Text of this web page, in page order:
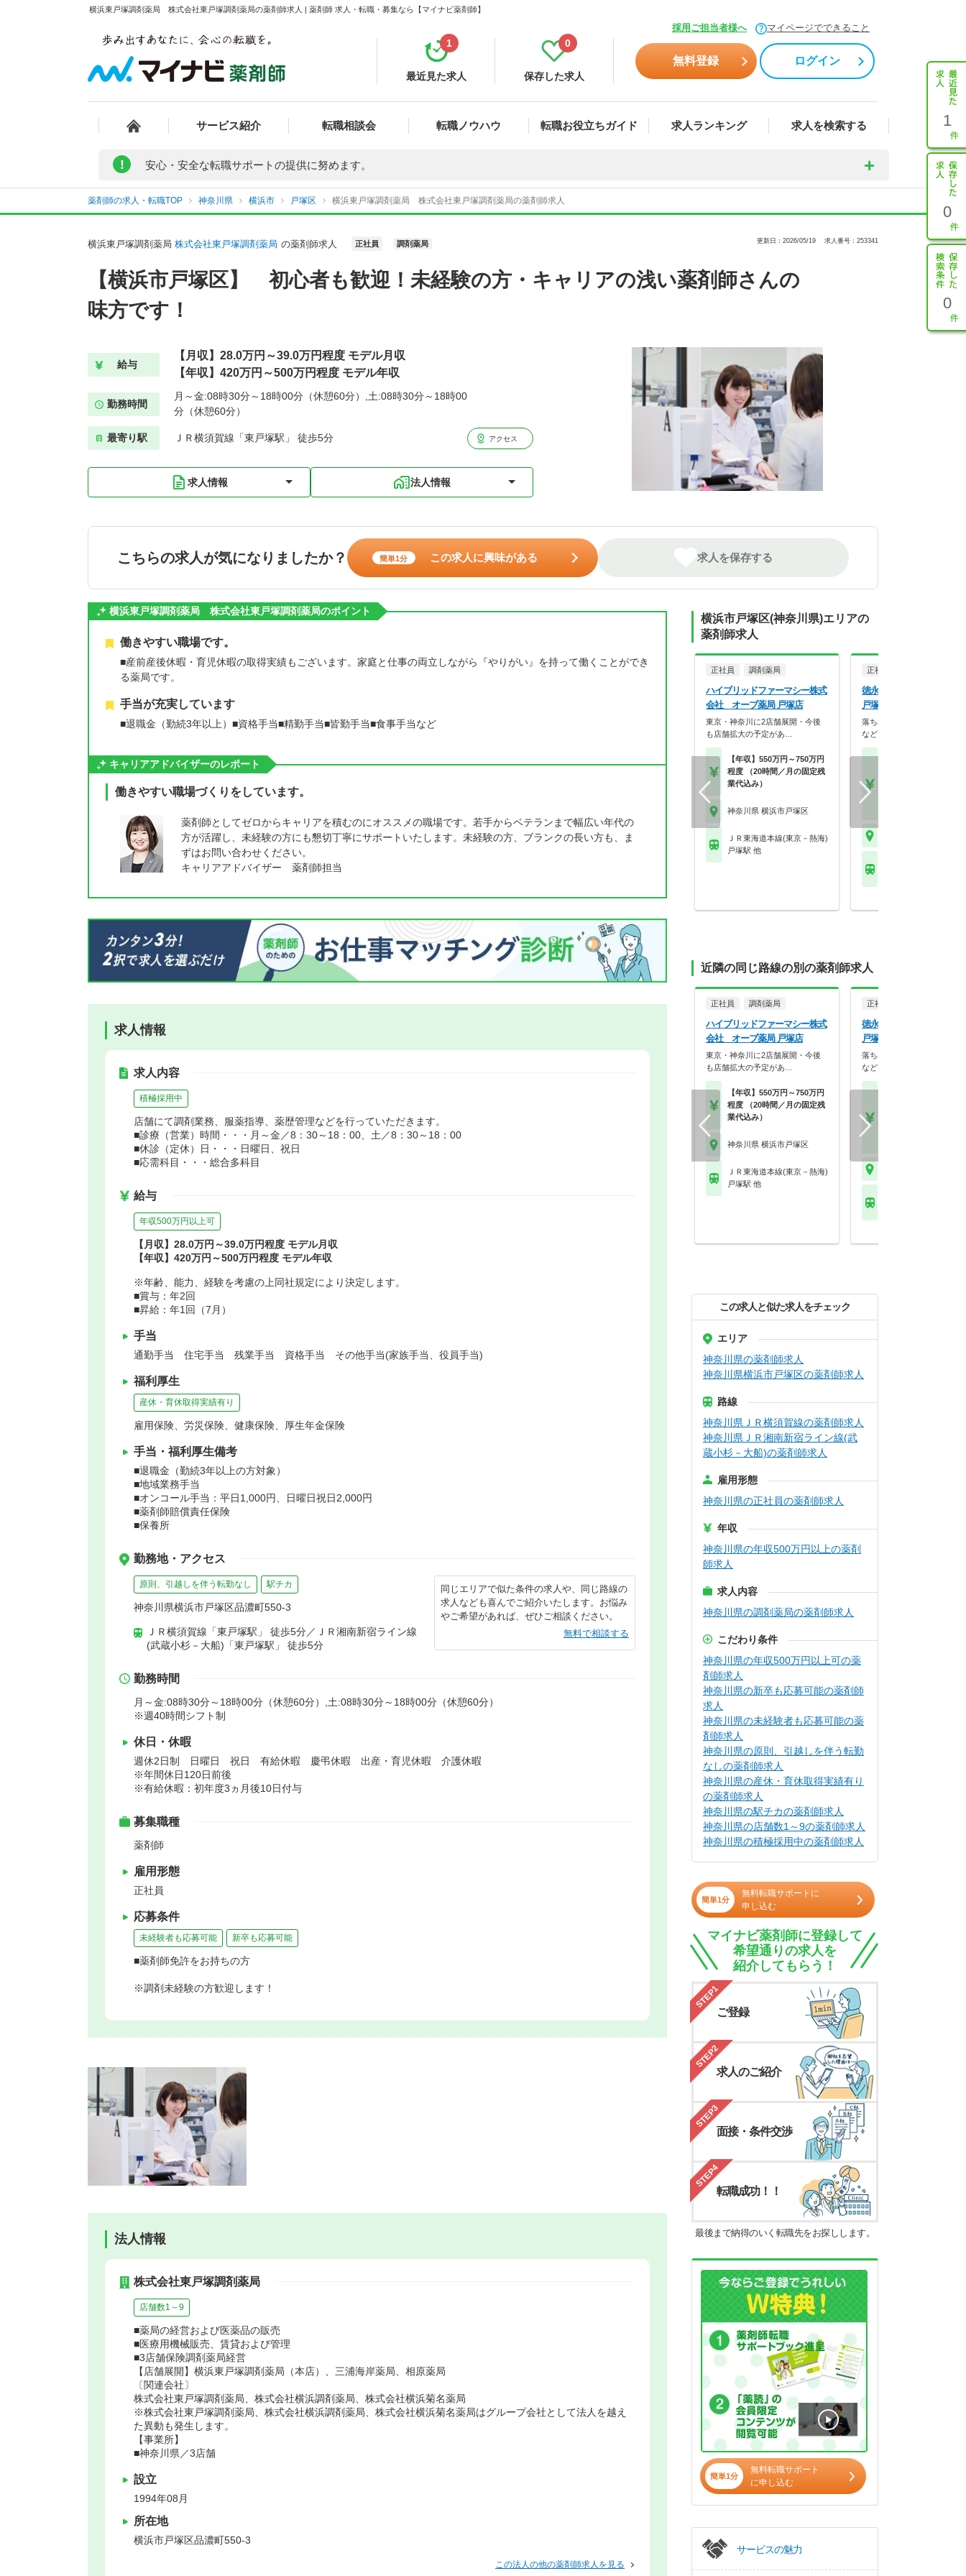
横浜東戸塚調剤薬局 株式会社東戸塚調剤薬局の薬剤師求人 | 薬剤師 求人・転職・募集なら【マイナビ薬剤師】
採用ご担当者様へ マイページでできること
最近見た求人
1
保存した求人
0
無料登録 ログイン
サービス紹介 転職相談会 転職ノウハウ 転職お役立ちガイド 求人ランキング 求人を検索する 1
0
0
! 安心・安全な転職サポートの提供に努めます。
薬剤師の求人・転職TOP 神奈川県 横浜市 戸塚区 横浜東戸塚調剤薬局 株式会社東戸塚調剤薬局の薬剤師求人
横浜東戸塚調剤薬局 株式会社東戸塚調剤薬局 の薬剤師求人 正社員 調剤薬局 更新日：2026/05/19 求人番号：253341
【横浜市戸塚区】 初心者も歓迎！未経験の方・キャリアの浅い薬剤師さんの
味方です！
給与
【月収】28.0万円～39.0万円程度 モデル月収
【年収】420万円～500万円程度 モデル年収
勤務時間
月～金:08時30分～18時00分（休憩60分）,土:08時30分～18時00
分（休憩60分）
最寄り駅 ＪＲ横須賀線「東戸塚駅」 徒歩5分 アクセス
求人情報 法人情報
こちらの求人が気になりましたか？ 簡単1分 この求人に興味がある 求人を保存する
横浜東戸塚調剤薬局 株式会社東戸塚調剤薬局のポイント
働きやすい職場です。
■産前産後休暇・育児休暇の取得実績もございます。家庭と仕事の両立しながら『やりがい』を持って働くことができ
る薬局です。
手当が充実しています
■退職金（勤続3年以上）■資格手当■精勤手当■皆勤手当■食事手当など
キャリアアドバイザーのレポート
働きやすい職場づくりをしています。
薬剤師としてゼロからキャリアを積むのにオススメの職場です。若手からベテランまで幅広い年代の
方が活躍し、未経験の方にも懇切丁寧にサポートいたします。未経験の方、ブランクの長い方も、ま
ずはお問い合わせください。
キャリアアドバイザー 薬剤師担当
求人情報
求人内容
積極採用中
店舗にて調剤業務、服薬指導、薬歴管理などを行っていただきます。
■診療（営業）時間・・・月～金／8：30～18：00、土／8：30～18：00
■休診（定休）日・・・日曜日、祝日
■応需科目・・・総合多科目
給与
年収500万円以上可
【月収】28.0万円～39.0万円程度 モデル月収
【年収】420万円～500万円程度 モデル年収
※年齢、能力、経験を考慮の上同社規定により決定します。
■賞与：年2回
■昇給：年1回（7月）
手当
通勤手当 住宅手当 残業手当 資格手当 その他手当(家族手当、役員手当)
福利厚生
産休・育休取得実績有り
雇用保険、労災保険、健康保険、厚生年金保険
手当・福利厚生備考
■退職金（勤続3年以上の方対象）
■地域業務手当
■オンコール手当：平日1,000円、日曜日祝日2,000円
■薬剤師賠償責任保険
■保養所
勤務地・アクセス
原則、引越しを伴う転勤なし 駅チカ
神奈川県横浜市戸塚区品濃町550-3
ＪＲ横須賀線「東戸塚駅」 徒歩5分／ＪＲ湘南新宿ライン線
(武蔵小杉－大船)「東戸塚駅」 徒歩5分
同じエリアで似た条件の求人や、同じ路線の
求人なども喜んでご紹介いたします。お悩み
やご希望があれば、ぜひご相談ください。
無料で相談する
勤務時間
月～金:08時30分～18時00分（休憩60分）,土:08時30分～18時00分（休憩60分）
※週40時間シフト制
休日・休暇
週休2日制 日曜日 祝日 有給休暇 慶弔休暇 出産・育児休暇 介護休暇
※年間休日120日前後
※有給休暇：初年度3ヵ月後10日付与
募集職種
薬剤師
雇用形態
正社員
応募条件
未経験者も応募可能 新卒も応募可能
■薬剤師免許をお持ちの方
※調剤未経験の方歓迎します！
法人情報
株式会社東戸塚調剤薬局
店舗数1～9
■薬局の経営および医薬品の販売
■医療用機械販売、賃貸および管理
■3店舗保険調剤薬局経営
【店舗展開】横浜東戸塚調剤薬局（本店）、三浦海岸薬局、相原薬局
〔関連会社〕
株式会社東戸塚調剤薬局、株式会社横浜調剤薬局、株式会社横浜菊名薬局
※株式会社東戸塚調剤薬局、株式会社横浜調剤薬局、株式会社横浜菊名薬局はグループ会社として法人を越え
た異動も発生します。
【事業所】
■神奈川県／3店舗
設立
1994年08月
所在地
横浜市戸塚区品濃町550-3
この法人の他の薬剤師求人を見る
横浜市戸塚区(神奈川県)エリアの
薬剤師求人
正社員 調剤薬局
ハイブリッドファーマシー株式
会社 オーブ薬局 戸塚店
東京・神奈川に2店舗展開・今後
も店舗拡大の予定があ…
【年収】550万円～750万円
程度 （20時間／月の固定残
業代込み）
神奈川県 横浜市戸塚区
ＪＲ東海道本線(東京－熱海)
戸塚駅 他
正社員
徳永薬局株式会社 徳永
戸塚店
落ち着いた内装やバリアフリ
など、患者様が相談し…
近隣の同じ路線の別の薬剤師求人
正社員 調剤薬局
ハイブリッドファーマシー株式
会社 オーブ薬局 戸塚店
東京・神奈川に2店舗展開・今後
も店舗拡大の予定があ…
【年収】550万円～750万円
程度 （20時間／月の固定残
業代込み）
神奈川県 横浜市戸塚区
ＪＲ東海道本線(東京－熱海)
戸塚駅 他
正社員
徳永薬局株式会社 徳永
戸塚店
落ち着いた内装やバリアフリ
など、患者様が相談し…
この求人と似た求人をチェック
エリア
神奈川県の薬剤師求人
神奈川県横浜市戸塚区の薬剤師求人
路線
神奈川県ＪＲ横須賀線の薬剤師求人
神奈川県ＪＲ湘南新宿ライン線(武
蔵小杉－大船)の薬剤師求人
雇用形態
神奈川県の正社員の薬剤師求人
年収
神奈川県の年収500万円以上の薬剤
師求人
求人内容
神奈川県の調剤薬局の薬剤師求人
こだわり条件
神奈川県の年収500万円以上可の薬
剤師求人
神奈川県の新卒も応募可能の薬剤師
求人
神奈川県の未経験者も応募可能の薬
剤師求人
神奈川県の原則、引越しを伴う転勤
なしの薬剤師求人
神奈川県の産休・育休取得実績有り
の薬剤師求人
神奈川県の駅チカの薬剤師求人
神奈川県の店舗数1～9の薬剤師求人
神奈川県の積極採用中の薬剤師求人
簡単1分
無料転職サポートに
申し込む
マイナビ薬剤師に登録して
希望通りの求人を
紹介してもらう！
STEP1
ご登録
STEP2
求人のご紹介
STEP3
面接・条件交渉
STEP4
転職成功！！
最後まで納得のいく転職先をお探しします。
簡単1分
無料転職サポート
に申し込む
サービスの魅力